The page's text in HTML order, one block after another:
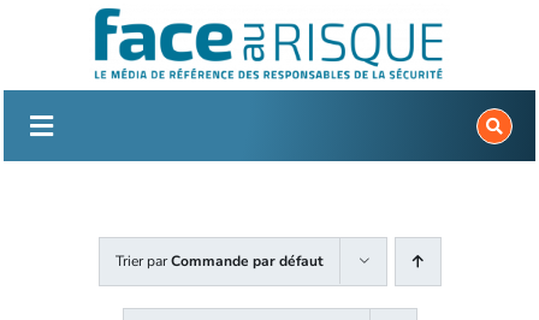
Trier parCommande par défaut